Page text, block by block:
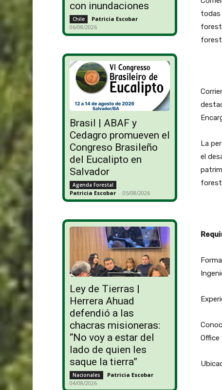
con inundaciones
Chile Patricia Escobar -
06/08/2026
Brasil | ABAF y
Cedagro promueven el
Congreso Brasileño
del Eucalipto en
Salvador
Agenda Forestal
Patricia Escobar - 05/08/2026
Ley de Tierras |
Herrera Ahuad
defendió a las
chacras misioneras:
“No voy a estar del
lado de quien les
saque la tierra”
Nacionales Patricia Escobar -
04/08/2026
todas
La
el
Office